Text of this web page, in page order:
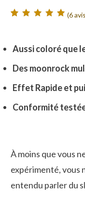
(6
Aussi coloré que
Des moonrock
Effet Rapide et
Conformité
À moins que vous
expérimenté, vous
entendu parler du